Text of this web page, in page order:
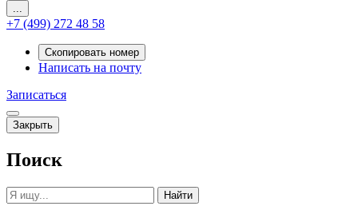
...
+7 (499) 272 48 58
Скопировать номер
Написать на почту
Записаться
Закрыть
Поиск
Найти